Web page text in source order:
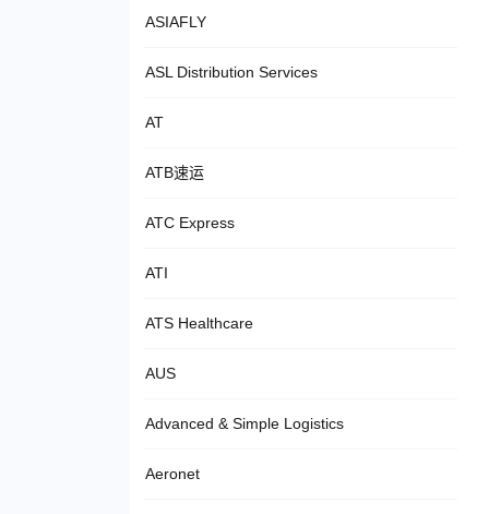
ASIAFLY
ASL Distribution Services
AT
ATB速运
ATC Express
ATI
ATS Healthcare
AUS
Advanced & Simple Logistics
Aeronet